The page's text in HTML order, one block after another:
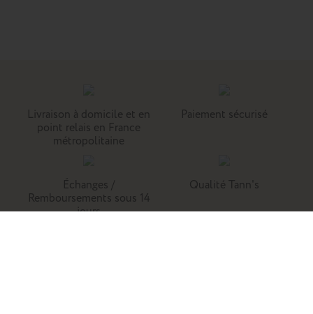
Livraison à domicile et en
point relais en France
métropolitaine
Paiement sécurisé
Échanges /
Remboursements sous 14
jours
Qualité Tann's